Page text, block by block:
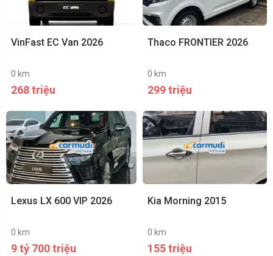
VinFast EC Van 2026
0 km
268 triệu
Thaco FRONTIER 2026
0 km
299 triệu
Lexus LX 600 VIP 2026
0 km
9 tỷ 700 triệu
Kia Morning 2015
0 km
155 triệu